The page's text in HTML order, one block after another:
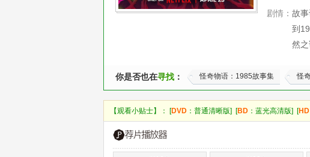
剧情： 故
到
然
你是否也在寻找 ： 怪奇物语：1985故事集 怪
【观看小贴士】： [DVD ：普通清晰版] [BD ：蓝光高清版] [HD